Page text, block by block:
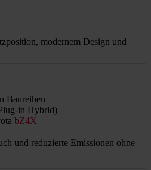
modernem Design und
Baureihen
in Hybrid)
bZ4X
und reduzierte Emissionen ohne